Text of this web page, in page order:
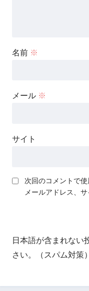
名前 ※
メール ※
サイト
次回のコメントで
メールアドレス、サ
日本語が含まれない
さい。（スパム対策）